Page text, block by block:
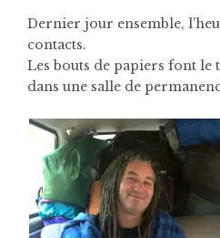
Dernier jour ensemble,
contacts.
Les bouts de papiers font le
dans une salle de